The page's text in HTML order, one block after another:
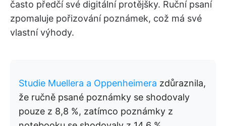
často předčí své digitální protějšky. Ruční psaní
zpomaluje pořizování poznámek, což má své
vlastní výhody.
Studie Muellera a Oppenheimera zdůraznila,
že ručně psané poznámky se shodovaly
pouze z 8,8 %, zatímco poznámky z